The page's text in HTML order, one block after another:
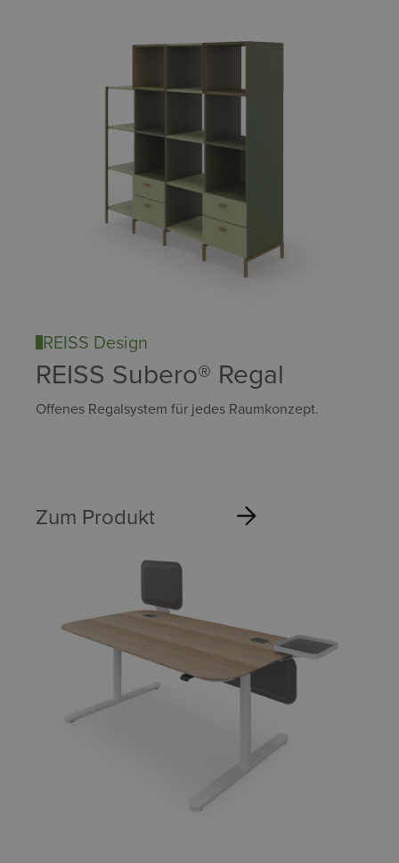
REISS Design
REISS Subero® Regal
Offenes Regalsystem für jedes Raumkonzept.
Zum Produkt